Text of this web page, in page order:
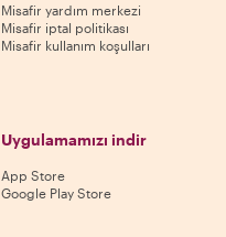
Misafir yardım merkezi
Misafir iptal politikası
Misafir kullanım koşulları
Uygulamamızı indir
App Store
Google Play Store